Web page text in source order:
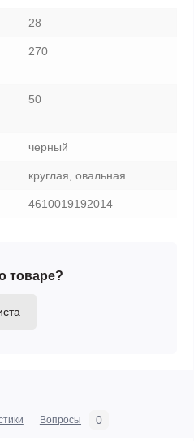
28
270
50
черный
круглая, овальная
4610019192014
товаре?
Вопросы 0